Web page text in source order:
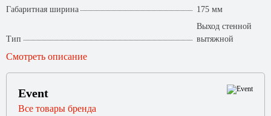
Габаритная ширина
175 мм
Тип
Выход стенной
вытяжной
Смотреть описание
Event
Все товары бренда